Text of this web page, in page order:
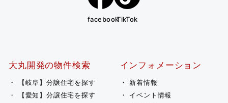
facebookTikTok
大丸開発の物件検索
【岐阜】分譲住宅を探す
【愛知】分譲住宅を探す
インフォメーション
新着情報
イベント情報